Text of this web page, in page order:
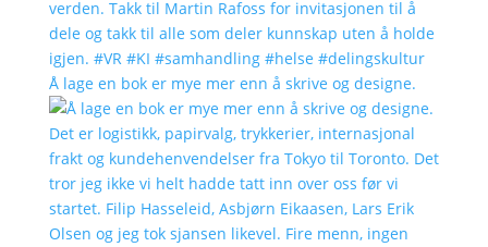
Å lage en bok er mye mer enn å skrive og designe.